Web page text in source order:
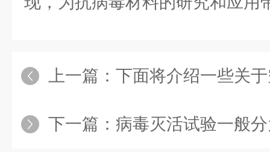
上一篇： 下面将介绍一些关于空调
下一篇： 病毒灭活试验一般